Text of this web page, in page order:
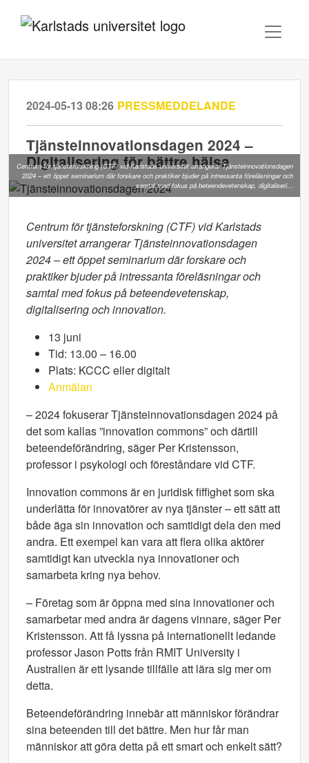
2024-05-13 08:26 PRESSMEDDELANDE
Tjänsteinnovationsdagen 2024 –
Digitalisering för bättre hälsa
Centrum för tjänsteforskning (CTF) vid Karlstads universitet arrangerar Tjänsteinnovationsdagen
2024 – ett öppet seminarium där forskare och praktiker bjuder på intressanta föreläsningar och
samtal med fokus på beteendevetenskap, digitaliseri...
Centrum för tjänsteforskning (CTF) vid Karlstads
universitet arrangerar Tjänsteinnovationsdagen
2024 – ett öppet seminarium där forskare och
praktiker bjuder på intressanta föreläsningar och
samtal med fokus på beteendevetenskap,
digitalisering och innovation.
13 juni
Tid: 13.00 – 16.00
Plats: KCCC eller digitalt
Anmälan
– 2024 fokuserar Tjänsteinnovationsdagen 2024 på
det som kallas ”innovation commons” och därtill
beteendeförändring, säger Per Kristensson,
professor i psykologi och föreståndare vid CTF.
Innovation commons är en juridisk fiffighet som ska
underlätta för innovatörer av nya tjänster – ett sätt att
både äga sin innovation och samtidigt dela den med
andra. Ett exempel kan vara att flera olika aktörer
samtidigt kan utveckla nya innovationer och
samarbeta kring nya behov.
– Företag som är öppna med sina innovationer och
samarbetar med andra är dagens vinnare, säger Per
Kristensson. Att få lyssna på internationellt ledande
professor Jason Potts från RMIT University i
Australien är ett lysande tillfälle att lära sig mer om
detta.
Beteendeförändring innebär att människor förändrar
sina beteenden till det bättre. Men hur får man
människor att göra detta på ett smart och enkelt sätt?